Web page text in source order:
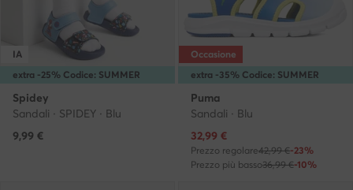
extra -25% Codice: SUMMER
IA
Spidey
Sandali · SPIDEY · Blu
9,99 €
extra -35% Codice: SUMMER
Occasione
Puma
Sandali · Blu
Prezzo attuale
32,99 €
Prezzo regolare42,99 €-23%
Prezzo più basso36,99 €-10%